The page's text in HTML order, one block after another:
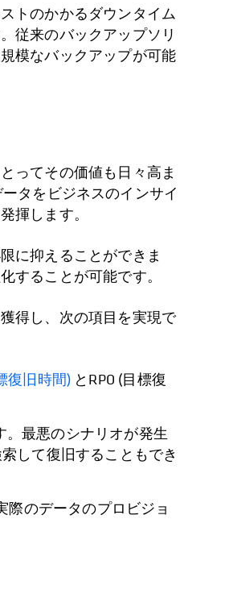
トのかかるダウンタイム
従来のバックアップソリ
模なバックアップが可能
ってその価値も日々高ま
タをビジネスのインサイ
揮します。
に抑えることができま
することが可能です。
得し、次の項目を実現で
復旧時間) とRPO (目標復
最悪のシナリオが発生
して復旧することもでき
際のデータのプロビジョ